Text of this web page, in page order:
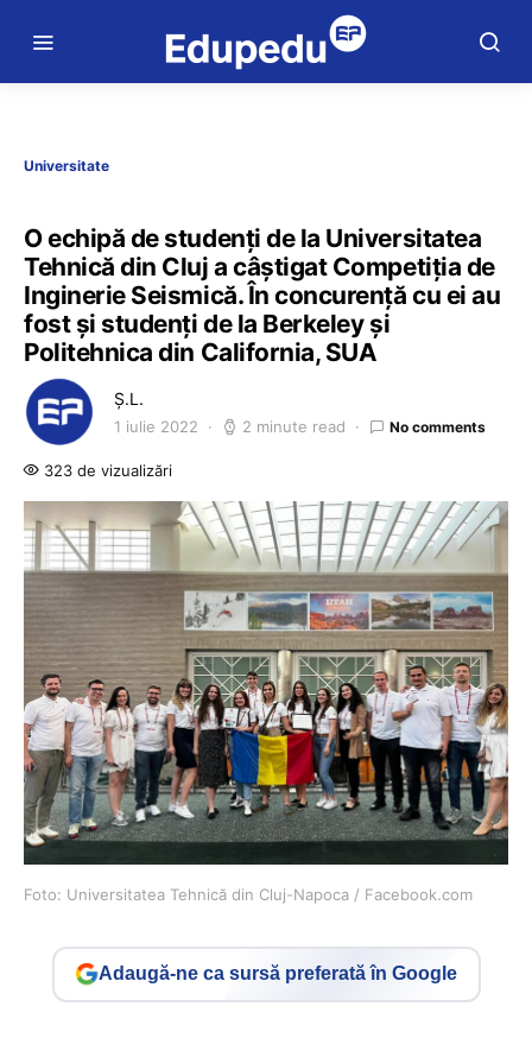
Universitate
O echipă de studenți de la Universitatea
Tehnică din Cluj a câștigat Competiția de
Inginerie Seismică. În concurență cu ei au
fost și studenți de la Berkeley și
Politehnica din California, SUA
Ș.L.
1 iulie 2022 2 minute read No comments
323 de vizualizări
Foto: Universitatea Tehnică din Cluj-Napoca / Facebook.com
Adaugă-ne ca sursă preferată în Google